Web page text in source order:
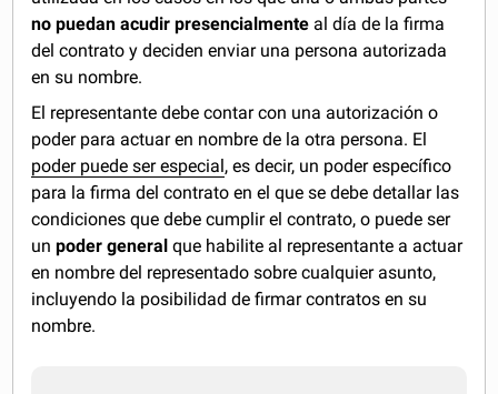
no puedan acudir presencialmente al día de la firma
del contrato y deciden enviar una persona autorizada
en su nombre.
El representante debe contar con una autorización o
poder para actuar en nombre de la otra persona. El
poder puede ser especial, es decir, un poder específico
para la firma del contrato en el que se debe detallar las
condiciones que debe cumplir el contrato, o puede ser
unpoder general que habilite al representante a actuar
en nombre del representado sobre cualquier asunto,
incluyendo la posibilidad de firmar contratos en su
nombre.